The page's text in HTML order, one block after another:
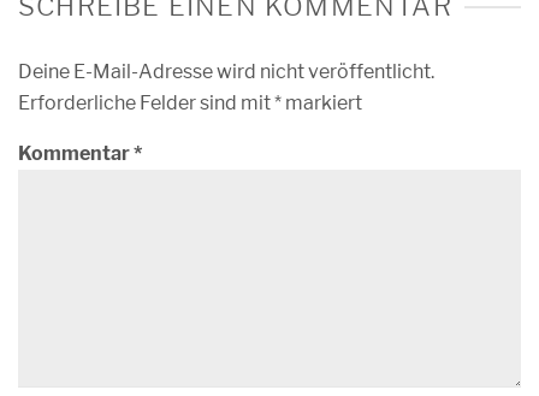
Deine E-Mail-Adresse wird nicht veröffentlicht.
Erforderliche Felder sind mit* markiert
Kommentar*